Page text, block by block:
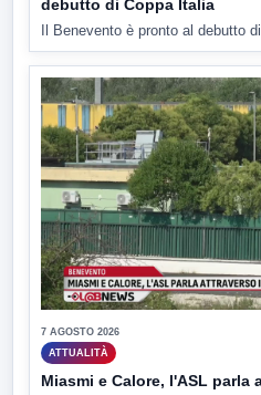
debutto di Coppa Italia
Il Benevento è pronto al debutto
7 AGOSTO 2026
ATTUALITÀ
Miasmi e Calore, l'ASL parla